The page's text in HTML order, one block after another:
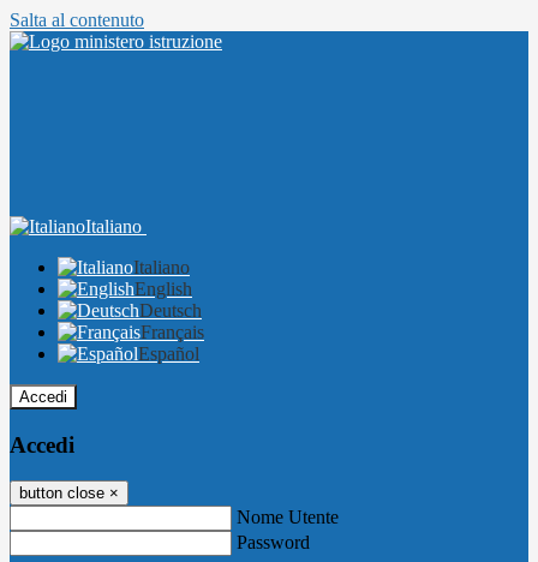
Salta al contenuto
Italiano
Italiano
English
Deutsch
Français
Español
Accedi
Accedi
button close ×
Nome Utente
Password